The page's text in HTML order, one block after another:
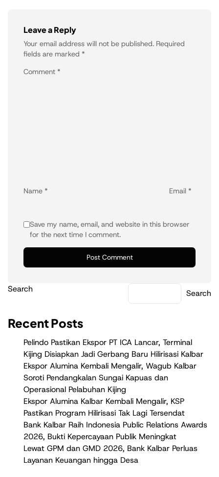
Leave a Reply
Your email address will not be published. Required
fields are marked *
Comment *
Name * Email *
Save my name, email, and website in this browser
for the next time I comment.
Search Search
Recent Posts
Pelindo Pastikan Ekspor PT ICA Lancar, Terminal
Kijing Disiapkan Jadi Gerbang Baru Hilirisasi Kalbar
Ekspor Alumina Kembali Mengalir, Wagub Kalbar
Soroti Pendangkalan Sungai Kapuas dan
Operasional Pelabuhan Kijing
Ekspor Alumina Kalbar Kembali Mengalir, KSP
Pastikan Program Hilirisasi Tak Lagi Tersendat
Bank Kalbar Raih Indonesia Public Relations Awards
2026, Bukti Kepercayaan Publik Meningkat
Lewat GPM dan GMD 2026, Bank Kalbar Perluas
Layanan Keuangan hingga Desa